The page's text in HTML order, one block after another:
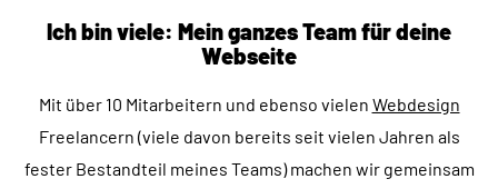
DOMAINSERVICE
SEARCHCONSOLE
BOOTSTRAP
RETINA READY
Ich bin viele: Mein ganzes Team für deine
Webseite
Mit über 10 Mitarbeitern und ebenso vielen Webdesign
Freelancern (viele davon bereits seit vielen Jahren als
fester Bestandteil meines Teams) machen wir gemeinsam